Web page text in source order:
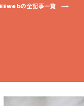
の全記事一覧